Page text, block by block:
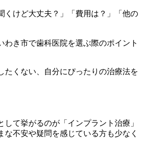
くけど大丈夫？」「費用は？」「他の
き市で歯科医院を選ぶ際のポイント
たくない、自分にぴったりの治療法を
て挙がるのが「インプラント治療」
不安や疑問を感じている方も少なく